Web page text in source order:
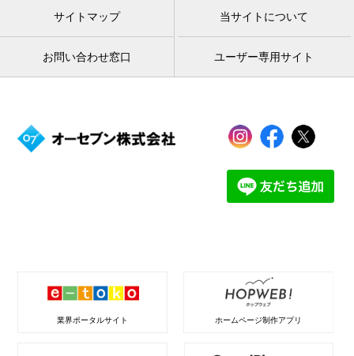
サイトマップ 当サイトについて
お問い合わせ窓口 ユーザー専用サイト
業界ポータルサイト ホームページ制作アプリ